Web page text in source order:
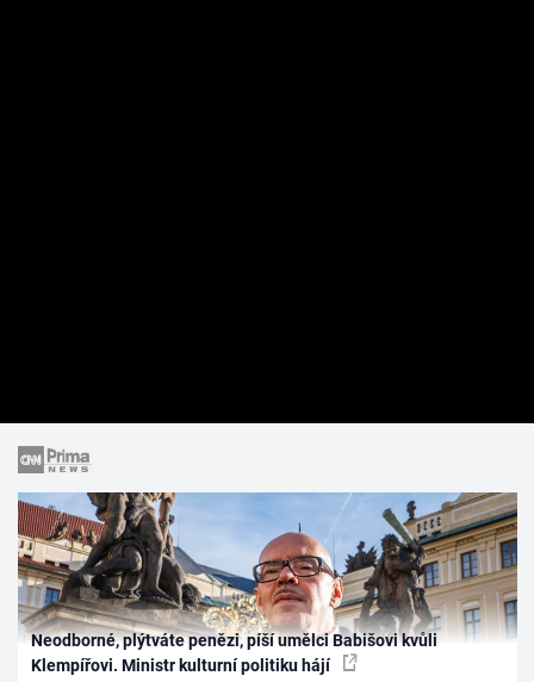
Neodborné, plýtváte penězi, píší umělci Babišovi kvůli
Klempířovi. Ministr kulturní politiku hájí